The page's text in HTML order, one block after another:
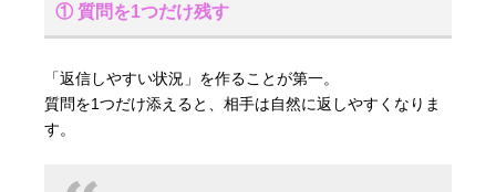
① 質問を1つだけ残す
「返信しやすい状況」を作ることが第一。
質問を1つだけ添えると、相手は自然に返しやすくなりま
す。